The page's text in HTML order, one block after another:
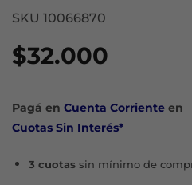
SKU 10066870
$32.000
Pagá en Cuenta Corriente en
Cuotas Sin Interés*
3 cuotassin mínimo de